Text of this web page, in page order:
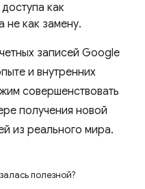
как
не как замену.
записей Google
и внутренних
совершенствовать
получения новой
из реального мира.
полезной?